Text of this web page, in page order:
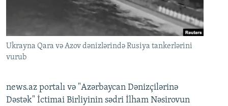
Ukrayna Qara və Azov dənizlərində Rusiya tankerlərini
vurub
news.az portalı və "Azərbaycan Dənizçilərinə
Dəstək" İctimai Birliyinin sədri İlham Nəsirovun